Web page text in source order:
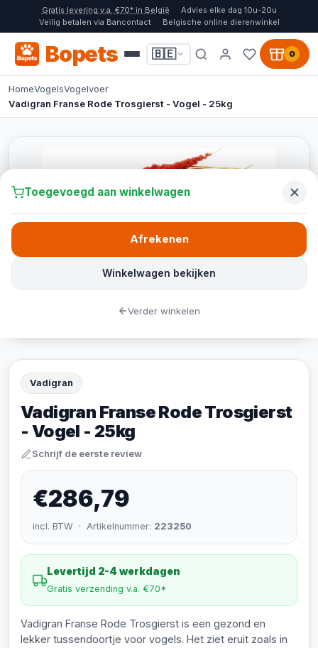
Gratis levering v.a. €70* in België
Advies elke dag 10u-20u
Veilig betalen via Bancontact
Belgische online dierenwinkel
Bopets 🇧🇪 0
HomeVogelsVogelvoer
Vadigran Franse Rode Trosgierst - Vogel - 25kg
Vadigran
Vadigran Franse Rode Trosgierst
- Vogel - 25kg
Schrijf de eerste review
€286,79
incl. BTW · Artikelnummer: 223250
Levertijd 2-4 werkdagen
Gratis verzending v.a. €70*
Vadigran Franse Rode Trosgierst is een gezond en
lekker tussendoortje voor vogels. Het ziet eruit zoals in
Toegevoegd aan winkelwagen
Winkelwagen bekijken
Afrekenen
Verder winkelen